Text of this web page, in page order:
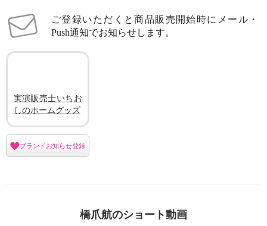
ご登録いただくと商品販売開始時にメール・
Push通知でお知らせします。
実演販売士いちお
しのホームグッズ
ブランドお知らせ登録
橋爪航のショート動画